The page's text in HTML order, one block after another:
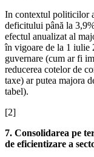
In contextul politicilor
deficitului până la
efectul anualizat al
în vigoare de la 1 iulie
guvernare (cum ar fi
reducerea cotelor de
taxe) ar putea majora
tabel).
[2]
7. Consolidarea pe
de eficientizare a